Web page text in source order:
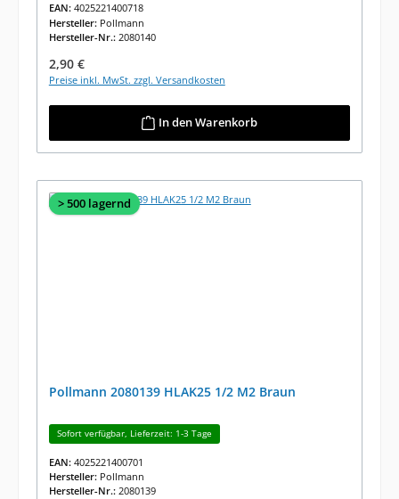
EAN: 4025221400718
Hersteller: Pollmann
Hersteller-Nr.: 2080140
Regulärer Preis:
2,90 €
Preise inkl. MwSt. zzgl. Versandkosten
In den Warenkorb
> 500 lagernd
Pollmann 2080139 HLAK25 1/2 M2 Braun
Sofort verfügbar, Lieferzeit: 1-3 Tage
EAN: 4025221400701
Hersteller: Pollmann
Hersteller-Nr.: 2080139